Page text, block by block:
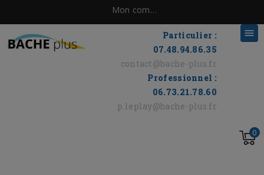
Mon compte
Particulier :
07.48.94.86.35
contact@bache-plus.fr
Professionnel :
06.73.21.78.60
p.leplay@bache-plus.fr

0